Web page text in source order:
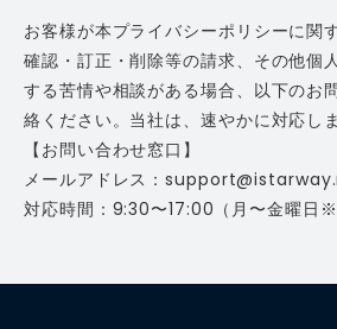
お客様が本プライバシーポリシーに関
確認・訂正・削除等の請求、その他個
する苦情や相談がある場合、以下のお
絡ください。当社は、速やかに対応しま
【お問い合わせ窓口】
メールアドレス：
対応時間：9:30〜17:00（⽉〜⾦曜⽇※